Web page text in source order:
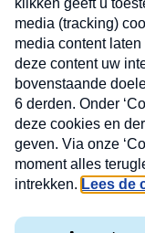
MAX
Neem hier een
Consumenten
donderdag in